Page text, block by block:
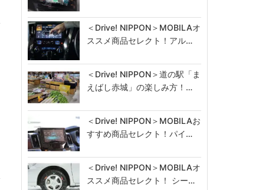
＜Drive! NIPPON＞MOBILAオ
ススメ商品セレクト！アル…
＜Drive! NIPPON＞道の駅「ま
えばし赤城」の楽しみ方！…
＜Drive! NIPPON＞MOBILAお
すすめ商品セレクト！パイ…
＜Drive! NIPPON＞MOBILAオ
ススメ商品セレクト！ シー…